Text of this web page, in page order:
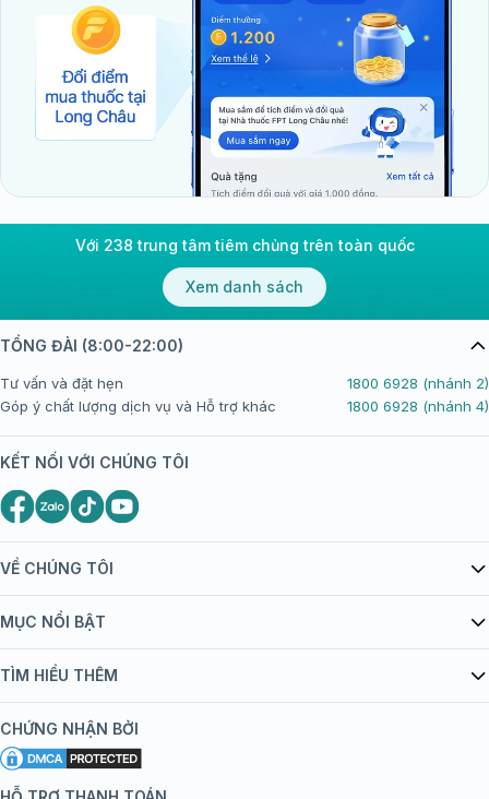
Với 238 trung tâm tiêm chủng trên toàn quốc
Xem danh sách
VỀ CHÚNG TÔI
Giới thiệu Tiêm Chủng FPT Long Châu
bán hàng
Chính sách nội dung
Chính sách bảo mật
MỤC NỔI BẬT
Danh mục vắc xin
Đội ngũ bác sĩ, chuyên gia
Hệ thống trung tâm tiêm chủng
TÌM HIỂU THÊM
Khuyến mãi
Tôi nên tiêm gì?
CHỨNG NHẬN BỞI
TỔNG ĐÀI (8:00-22:00)
Tư vấn và đặt hẹn
1800 6928 (nhánh 2)
Góp ý chất lượng dịch vụ và Hỗ trợ khác
1800 6928 (nhánh 4)
KẾT NỐI VỚI CHÚNG TÔI